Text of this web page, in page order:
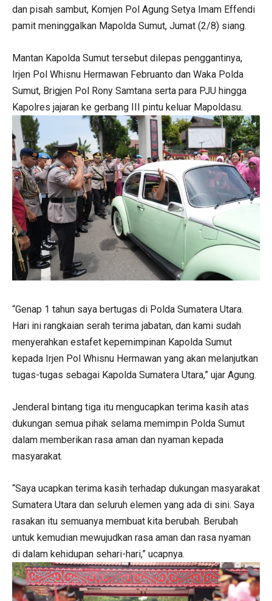
dan pisah sambut, Komjen Pol Agung Setya Imam Effendi
pamit meninggalkan Mapolda Sumut, Jumat (2/8) siang.
Mantan Kapolda Sumut tersebut dilepas penggantinya,
Irjen Pol Whisnu Hermawan Februanto dan Waka Polda
Sumut, Brigjen Pol Rony Samtana serta para PJU hingga
Kapolres jajaran ke gerbang III pintu keluar Mapoldasu.
“Genap 1 tahun saya bertugas di Polda Sumatera Utara.
Hari ini rangkaian serah terima jabatan, dan kami sudah
menyerahkan estafet kepemimpinan Kapolda Sumut
kepada Irjen Pol Whisnu Hermawan yang akan melanjutkan
tugas-tugas sebagai Kapolda Sumatera Utara,” ujar Agung.
Jenderal bintang tiga itu mengucapkan terima kasih atas
dukungan semua pihak selama memimpin Polda Sumut
dalam memberikan rasa aman dan nyaman kepada
masyarakat.
“Saya ucapkan terima kasih terhadap dukungan masyarakat
Sumatera Utara dan seluruh elemen yang ada di sini. Saya
rasakan itu semuanya membuat kita berubah. Berubah
untuk kemudian mewujudkan rasa aman dan rasa nyaman
di dalam kehidupan sehari-hari,” ucapnya.